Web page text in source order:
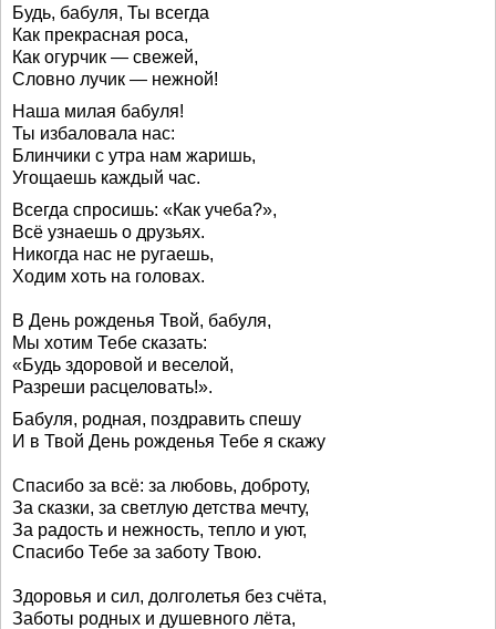
Будь, бабуля, Ты всегда
Как прекрасная роса,
Как огурчик — свежей,
Словно лучик — нежной!
Наша милая бабуля!
Ты избаловала нас:
Блинчики с утра нам жаришь,
Угощаешь каждый час.
Всегда спросишь: «Как учеба?»,
Всё узнаешь о друзьях.
Никогда нас не ругаешь,
Ходим хоть на головах.
В День рожденья Твой, бабуля,
Мы хотим Тебе сказать:
«Будь здоровой и веселой,
Разреши расцеловать!».
Бабуля, родная, поздравить спешу
И в Твой День рожденья Тебе я скажу
Спасибо за всё: за любовь, доброту,
За сказки, за светлую детства мечту,
За радость и нежность, тепло и уют,
Спасибо Тебе за заботу Твою.
Здоровья и сил, долголетья без счёта,
Заботы родных и душевного лёта,